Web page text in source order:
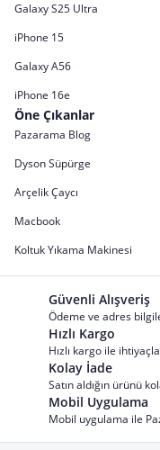
Galaxy S25 Ultra
iPhone 15
Galaxy A56
iPhone 16e
Öne Çıkanlar
Pazarama Blog
Dyson Süpürge
Arçelik Çaycı
Macbook
Koltuk Yıkama Makinesi
Güvenli Alışveriş
Ödeme ve adres
Hızlı Kargo
Hızlı kargo ile
Kolay İade
Satın aldığın ürünü
Mobil Uygulama
Mobil uygulama ile